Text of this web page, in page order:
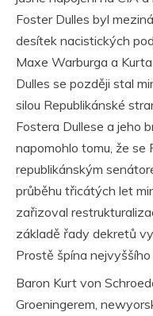
Foster Dulles byl
desítek nacistických
Maxe Warburga a
Dulles se později stal
silou Republikánské
Fostera Dullese a jeho
napomohlo tomu, že se
republikánským
průběhu třicátých let
zařizoval
základě řady dekretů
Prostě špína nejvyššího
Baron Kurt von
Groeningerem,